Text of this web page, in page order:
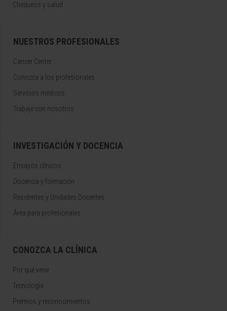
Chequeos y salud
NUESTROS PROFESIONALES
Cancer Center
Conozca a los profesionales
Servicios médicos
Trabaje con nosotros
INVESTIGACIÓN Y DOCENCIA
Ensayos clínicos
Docencia y formación
Residentes y Unidades Docentes
Área para profesionales
CONOZCA LA CLÍNICA
Por qué venir
Tecnología
Premios y reconocimientos